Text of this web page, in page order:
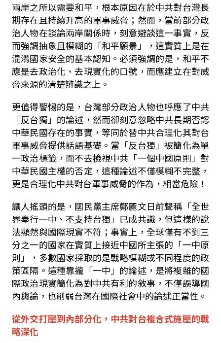
兩岸之所以需要和平，根本原因在於中共對台灣長
期存在且持續升高的軍事威脅；然而，當前部分政
治人物在談論兩岸關係時，刻意避談這一事實，反
而強調抽象且模糊的「和平願景」，這實質上是在
混淆國家安全的基本認知。必須強調的是，和平不
應是去政治化、去現實化的口號，而應建立在對威
脅來源的清楚辨識之上。
更值得警惕的是，台灣部分政治人物也呼應了中共
「反台獨」的論述，然而卻刻意忽略中共長期否認
中華民國存在的事實，等同於替中共合理化其對台
軍事威脅提供話語基礎。當「反台獨」被簡化為單
一政治標籤，而不去檢視中共「一個中國原則」對
中華民國主權的否定，這種論述不僅模糊不完整，
更是合理化中共對台軍事威脅的作為，相當危險！
讓人搖頭的是，國民黨主席鄭麗文日前聲稱「全世
界奉行一中、不支持台獨」已成共識，但這樣的說
法顯然與國際現實不符；事實上，全球僅有不到三
分之一的國家在實質上接近中國所主張的「一中原
則」，多數國家採取的是戰略模糊或不同程度的政
策區隔。這種靠攏「一中」的論述，是將複雜的國
際政治現實簡化為對中共有利的敘事，不僅誤導國
內輿論，也削弱台灣在國際社會中的論述正當性。
從外交打壓到內部分化，中共對台複合式施壓的戰
略深化